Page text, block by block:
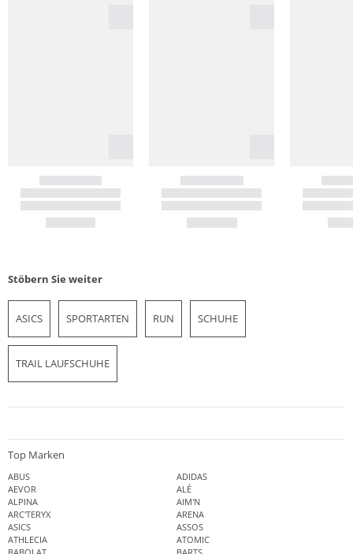
Stöbern Sie weiter
ASICS SPORTARTEN RUN SCHUHE
TRAIL LAUFSCHUHE
Top Marken
ABUS
ADIDAS
AEVOR
ALÉ
ALPINA
AIM'N
ARC'TERYX
ARENA
ASICS
ASSOS
ATHLECIA
ATOMIC